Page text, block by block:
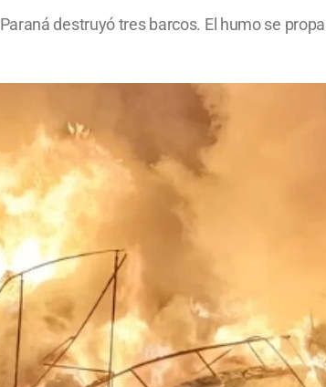
destruyó tres barcos. El humo se